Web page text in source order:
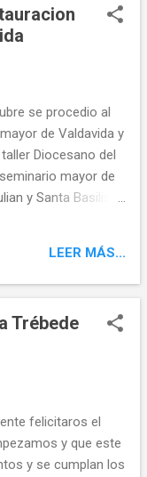
los reyes magos
Villavelasco de
deseos .La coral
en la iglesia y
asadas y el
se agradecia
EN LA IGLESIA
Seguir a
se procedio al
de Valdavida y
Diocesano del
mayor de
y Santa Basilisa
retablo una vez
LEER MÁS...
Trébede
felicitaros el
y que este
y se cumplan los